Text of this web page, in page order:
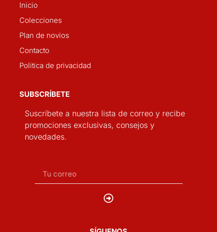
Inicio
Colecciones
Plan de novios
Contacto
Politica de privacidad
SUBSCRÍBETE
Suscríbete a nuestra lista de correo y recibe
promociones exclusivas, consejos y
novedades.